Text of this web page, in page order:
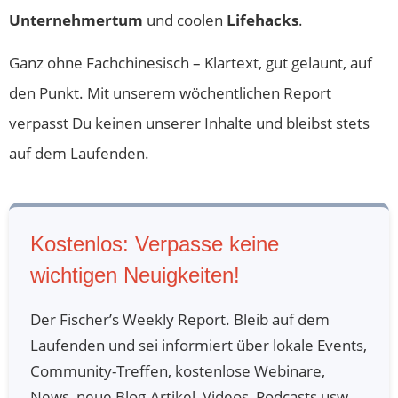
nach einer schrägen Frage, aber Du tust es ja, wenn Du
Süßigkeiten ist. Und deswegen, sich die Frage zu
stellen: Was ist vorteilhaft daran? Das heißt, Dein
Unterbewusstsein sieht irgendwelche Vorteile.
Zum Beispiel: Als Kind wurde ich sehr kurz gehalten
und jedes Mal, wenn ich viele Süßigkeiten ergattert
hatte, war das praktisch ein Gewinn. Ich hatte eine
fresse mich voll und erhoffe mir vielleicht das gleiche
Gefühl. Aber es ist einfach ein alter Glaubenssatz. Also
was ist vorteilhaft oder scheinbar vorteilhaft daran,
Unternehmertum und coolen Lifehacks.
Ganz ohne Fachchinesisch – Klartext, gut gelaunt, auf
den Punkt. Mit unserem wöchentlichen Report
verpasst Du keinen unserer Inhalte und bleibst stets
auf dem Laufenden.
Kostenlos: Verpasse keine
wichtigen Neuigkeiten!
Der Fischer’s Weekly Report. Bleib auf dem
Laufenden und sei informiert über lokale Events,
Community-Treffen, kostenlose Webinare,